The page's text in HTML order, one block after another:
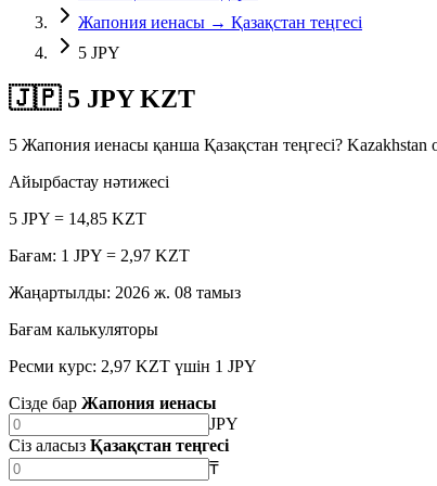
Жапония иенасы → Қазақстан теңгесі
5 JPY
🇯🇵 5 JPY KZT
5 Жапония иенасы қанша Қазақстан теңгесі?
Айырбастау нәтижесі
5 JPY = 14,85 KZT
Бағам: 1 JPY = 2,97 KZT
Жаңартылды: 2026 ж. 08 тамыз
Бағам калькуляторы
Ресми курс: 2,97 KZT үшін 1 JPY
Сізде бар Жапония иенасы
JPY
Сіз аласыз Қазақстан теңгесі
₸